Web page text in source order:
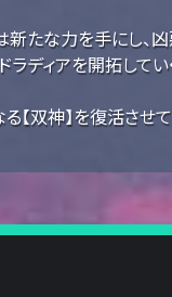
新たな力を手にし、
ディアを開拓してい
【双神】を復活させ